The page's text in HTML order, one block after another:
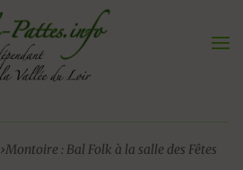
›Montoire : Bal Folk à la salle des Fêtes